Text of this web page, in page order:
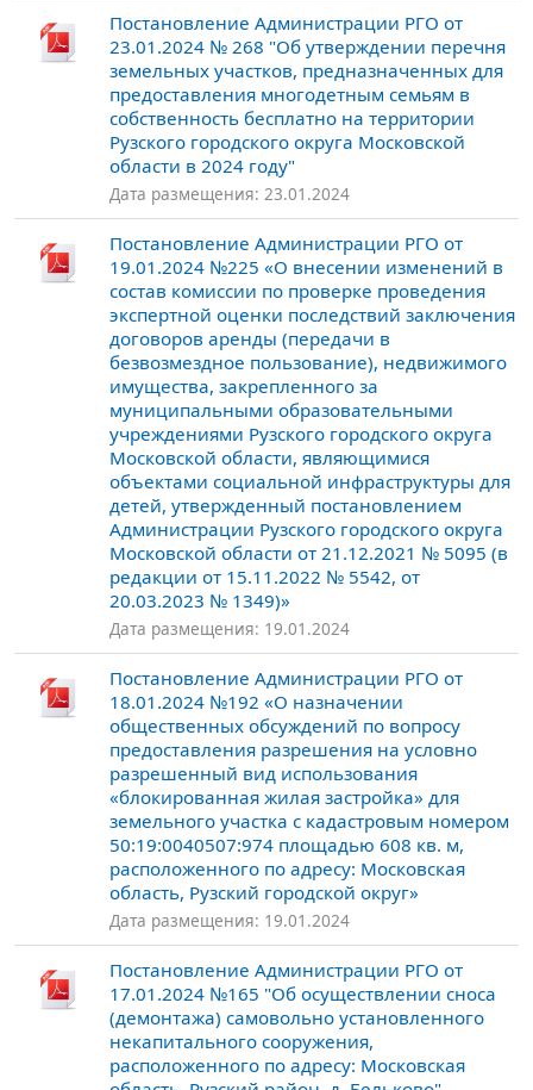
Постановление Администрации РГО от
23.01.2024 № 268 "Об утверждении перечня
земельных участков, предназначенных для
предоставления многодетным семьям в
собственность бесплатно на территории
Рузского городского округа Московской
области в 2024 году"
Дата размещения: 23.01.2024
Постановление Администрации РГО от
19.01.2024 №225 «О внесении изменений в
состав комиссии по проверке проведения
экспертной оценки последствий заключения
договоров аренды (передачи в
безвозмездное пользование), недвижимого
имущества, закрепленного за
муниципальными образовательными
учреждениями Рузского городского округа
Московской области, являющимися
объектами социальной инфраструктуры для
детей, утвержденный постановлением
Администрации Рузского городского округа
Московской области от 21.12.2021 № 5095 (в
редакции от 15.11.2022 № 5542, от
20.03.2023 № 1349)»
Дата размещения: 19.01.2024
Постановление Администрации РГО от
18.01.2024 №192 «О назначении
общественных обсуждений по вопросу
предоставления разрешения на условно
разрешенный вид использования
«блокированная жилая застройка» для
земельного участка с кадастровым номером
50:19:0040507:974 площадью 608 кв. м,
расположенного по адресу: Московская
область, Рузский городской округ»
Дата размещения: 19.01.2024
Постановление Администрации РГО от
17.01.2024 №165 "Об осуществлении сноса
(демонтажа) самовольно установленного
некапитального сооружения,
расположенного по адресу: Московская